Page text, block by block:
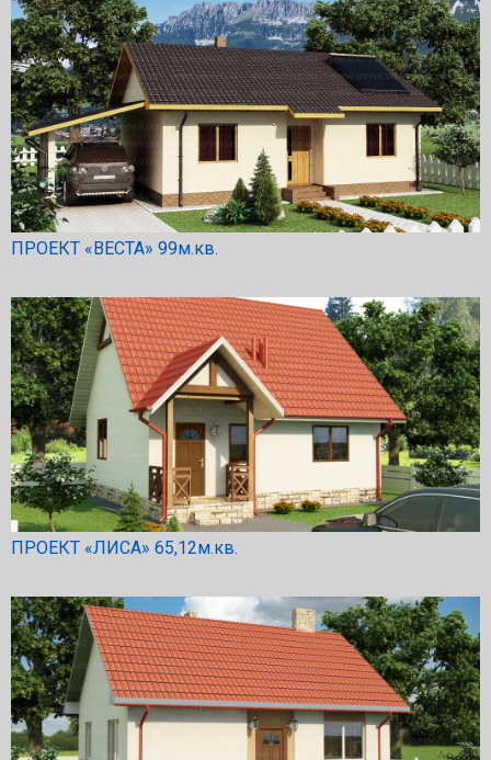
ПРОЕКТ «ВЕСТА» 99м.кв.
ПРОЕКТ «ЛИСА» 65,12м.кв.